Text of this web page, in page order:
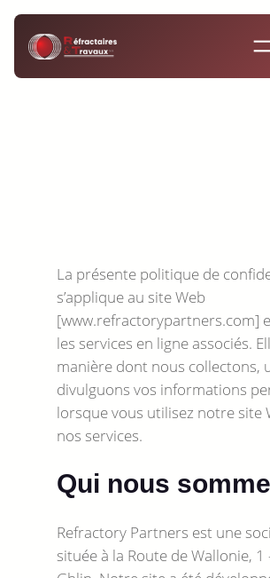
Aller
contenu
La présente politique de
s’applique au site Web
[www.refractorypartners.com]
les services en ligne associés.
manière dont nous collectons,
divulguons vos informations
lorsque vous utilisez notre site
nos services.
Qui nous
Refractory Partners est une
située à la Route de Wallonie, 1